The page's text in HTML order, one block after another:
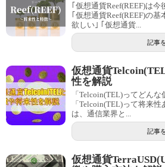
｢仮想通貨Reef(REEF)は
｢仮想通貨Reef(REEF)の
欲しい｣ ｢仮想通貨...
記事
仮想通貨
性を解説
「Telcoin(TEL)ってどんな
「Telcoin(TEL)って将来
は、通信業界と...
記事
仮想通貨